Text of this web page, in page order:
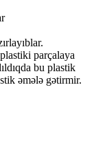
parçalaya
bu plastik
əmələ gətirmir.